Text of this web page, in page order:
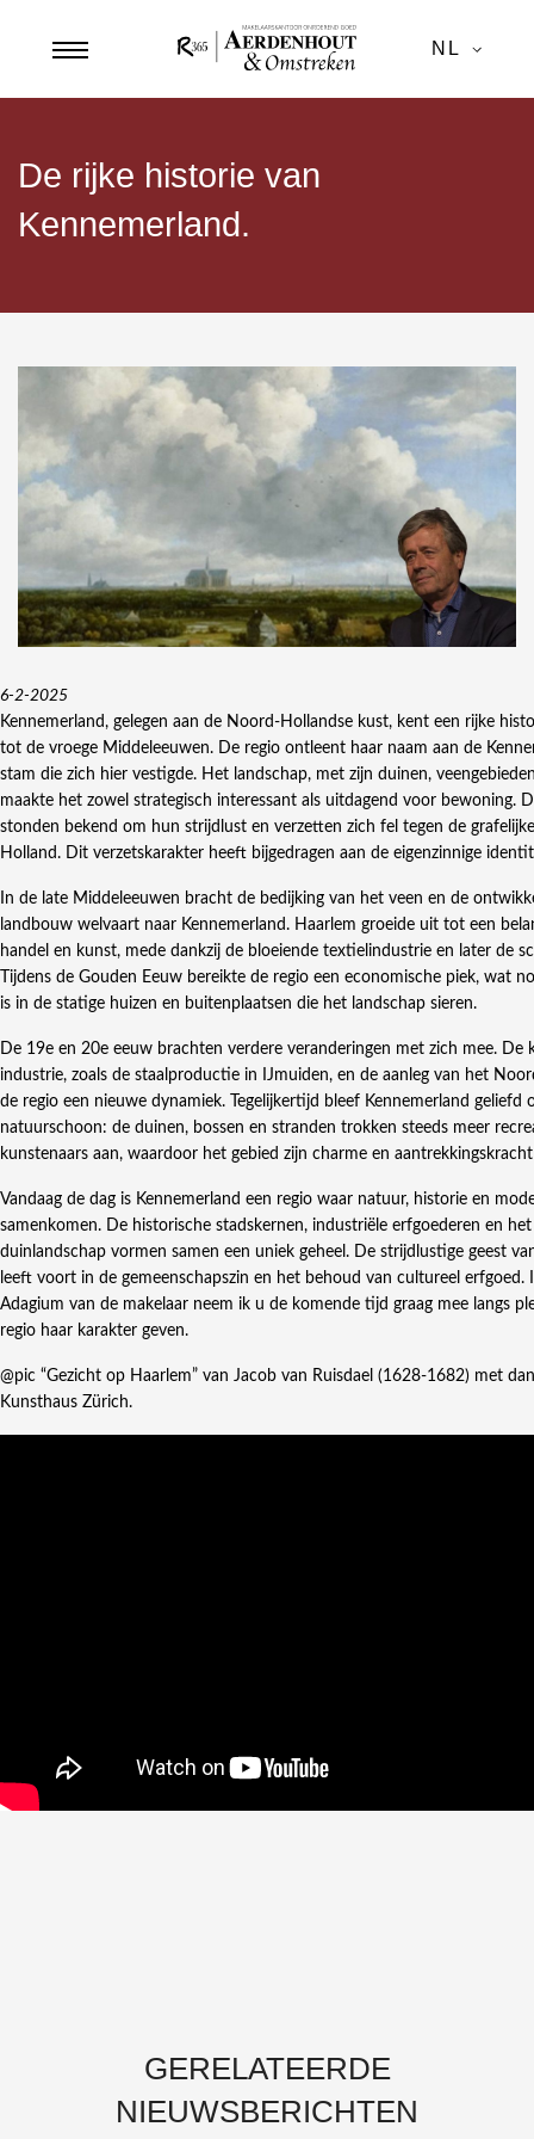
NL
De rijke historie van
Kennemerland.
6-2-2025
Kennemerland, gelegen aan de Noord-Hollandse kust, kent een rijke
tot de vroege Middeleeuwen. De regio ontleent haar naam aan de
stam die zich hier vestigde. Het landschap, met zijn duinen,
maakte het zowel strategisch interessant als uitdagend voor bewoning.
stonden bekend om hun strijdlust en verzetten zich fel tegen de
Holland. Dit verzetskarakter heeft bijgedragen aan de eigenzinnige
In de late Middeleeuwen bracht de bedijking van het veen en de
landbouw welvaart naar Kennemerland. Haarlem groeide uit tot een
handel en kunst, mede dankzij de bloeiende textielindustrie en later de
Tijdens de Gouden Eeuw bereikte de regio een economische piek, wat
is in de statige huizen en buitenplaatsen die het landschap sieren.
De 19e en 20e eeuw brachten verdere veranderingen met zich mee. De
industrie, zoals de staalproductie in IJmuiden, en de aanleg van het
de regio een nieuwe dynamiek. Tegelijkertijd bleef Kennemerland geliefd
natuurschoon: de duinen, bossen en stranden trokken steeds meer
kunstenaars aan, waardoor het gebied zijn charme en
Vandaag de dag is Kennemerland een regio waar natuur, historie en
samenkomen. De historische stadskernen, industriële erfgoederen en
duinlandschap vormen samen een uniek geheel. De strijdlustige geest
leeft voort in de gemeenschapszin en het behoud van cultureel erfgoed.
Adagium van de makelaar neem ik u de komende tijd graag mee langs
regio haar karakter geven.
@pic “Gezicht op Haarlem” van Jacob van Ruisdael (1628-1682) met
Kunsthaus Zürich.
GERELATEERDE
NIEUWSBERICHTEN